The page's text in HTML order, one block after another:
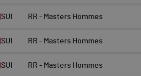
SUI RR - Masters Hommes
SUI RR - Masters Hommes
SUI RR - Masters Hommes